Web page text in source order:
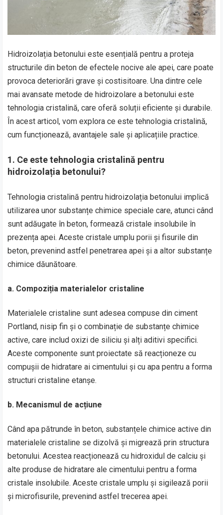
Hidroizolația betonului este esențială pentru a proteja
structurile din beton de efectele nocive ale apei, care poate
provoca deteriorări grave și costisitoare. Una dintre cele
mai avansate metode de hidroizolare a betonului este
tehnologia cristalină, care oferă soluții eficiente și durabile.
În acest articol, vom explora ce este tehnologia cristalină,
cum funcționează, avantajele sale și aplicațiile practice.
1. Ce este tehnologia cristalină pentru
hidroizolația betonului?
Tehnologia cristalină pentru hidroizolația betonului implică
utilizarea unor substanțe chimice speciale care, atunci când
sunt adăugate în beton, formează cristale insolubile în
prezența apei. Aceste cristale umplu porii și fisurile din
beton, prevenind astfel penetrarea apei și a altor substanțe
chimice dăunătoare.
a. Compoziția materialelor cristaline
Materialele cristaline sunt adesea compuse din ciment
Portland, nisip fin și o combinație de substanțe chimice
active, care includ oxizi de siliciu și alți aditivi specifici.
Aceste componente sunt proiectate să reacționeze cu
compușii de hidratare ai cimentului și cu apa pentru a forma
structuri cristaline etanșe.
b. Mecanismul de acțiune
Când apa pătrunde în beton, substanțele chimice active din
materialele cristaline se dizolvă și migrează prin structura
betonului. Acestea reacționează cu hidroxidul de calciu și
alte produse de hidratare ale cimentului pentru a forma
cristale insolubile. Aceste cristale umplu și sigilează porii
și microfisurile, prevenind astfel trecerea apei.